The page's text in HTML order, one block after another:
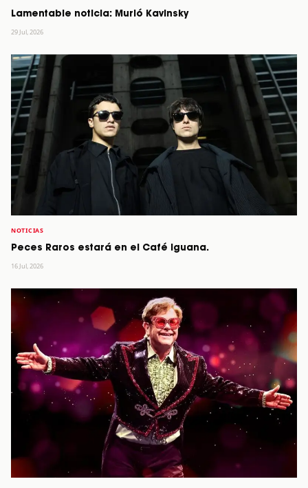
Lamentable noticia: Murió Kavinsky
29 Jul, 2026
NOTICIAS
Peces Raros estará en el Café Iguana.
16 Jul, 2026